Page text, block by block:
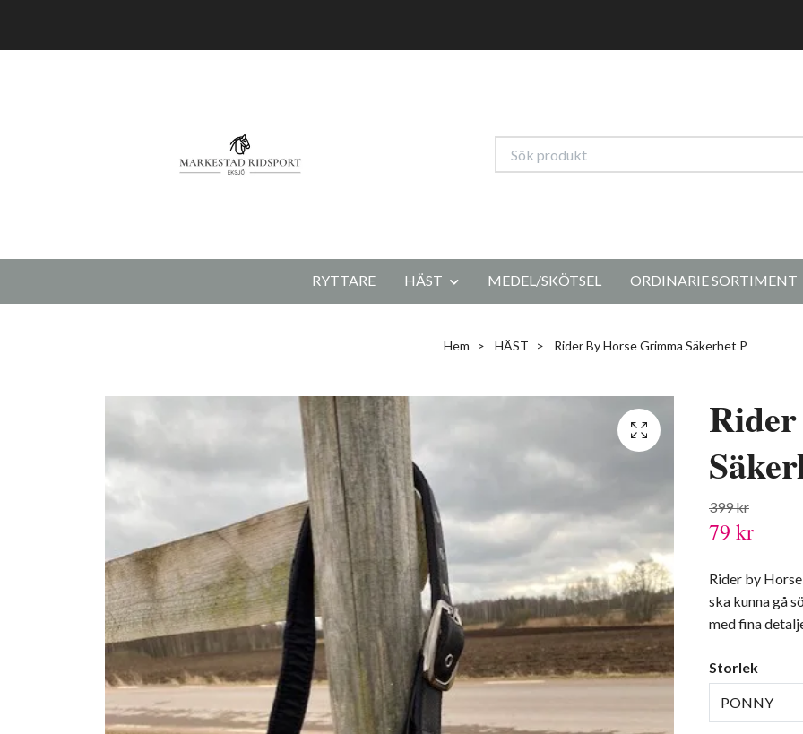
RYTTARE HÄST MEDEL/SKÖTSEL ORDINARIE SORTIMENT
Hem HÄST Rider By Horse Grimma Säkerhet P
399 kr
79 kr
Rider by
ska kunna gå
med fina
Storlek
PONNY